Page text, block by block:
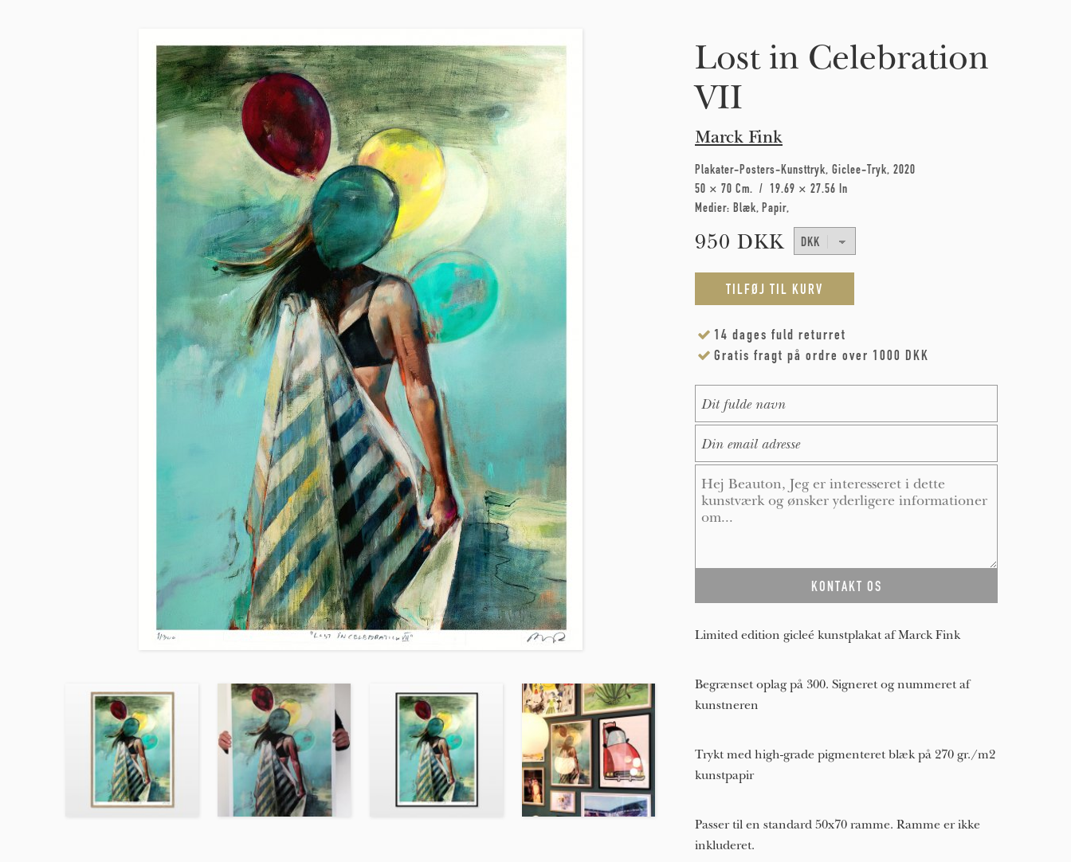
Lost in Celebration
VII
Marck Fink
Plakater-Posters-Kunsttryk Giclee-Tryk 2020
50 × 70 Cm
19.69 × 27.56 In
Medier: Blæk Papir
950 DKK
14 dages fuld returret
Gratis fragt på ordre over 1000 DKK
Limited edition gicleé kunstplakat af Marck Fink
Begrænset oplag på 300. Signeret og nummeret af
kunstneren
Trykt med high-grade pigmenteret blæk på 270 gr./m2
kunstpapir
Passer til en standard 50x70 ramme. Ramme er ikke
inkluderet.